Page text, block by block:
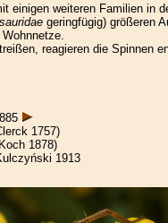
einigen weiteren Familien in
geringfügig) größeren
reagieren die Spinnen
1757)
1878)
1913